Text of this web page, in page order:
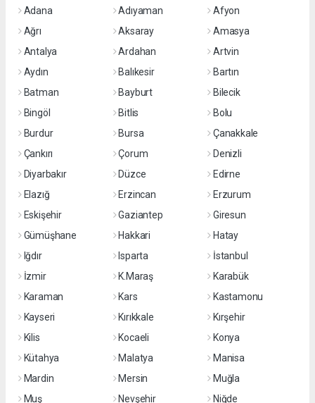
Adana Adıyaman
Afyon
Ağrı
Aksaray
Amasya
Antalya
Ardahan
Artvin
Aydın
Balıkesir
Bartın
Batman
Bayburt
Bilecik
Bingöl
Bitlis
Bolu
Burdur
Bursa
Çanakkale
Çankırı
Çorum
Denizli
Diyarbakır
Düzce
Edirne
Elazığ
Erzincan
Erzurum
Eskişehir
Gaziantep
Giresun
Gümüşhane
Hakkari
Hatay
Iğdır
Isparta
İstanbul
İzmir
K.Maraş
Karabük
Karaman
Kars
Kastamonu
Kayseri
Kırıkkale
Kırşehir
Kilis
Kocaeli
Konya
Kütahya
Malatya
Manisa
Mardin
Mersin
Muğla
Muş
Nevşehir
Niğde